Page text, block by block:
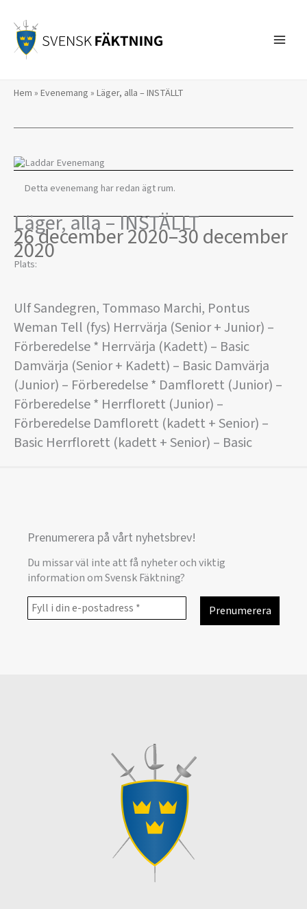
innehåll
Hem » Evenemang » Läger, alla – INSTÄLLT
Detta evenemang har redan ägt rum.
Läger, alla – INSTÄLLT
26 december 2020–30 december
2020
Plats:
Ulf Sandegren, Tommaso Marchi, Pontus
Weman Tell (fys) Herrvärja (Senior + Junior) –
Förberedelse * Herrvärja (Kadett) – Basic
Damvärja (Senior + Kadett) – Basic Damvärja
(Junior) – Förberedelse * Damflorett (Junior) –
Förberedelse * Herrflorett (Junior) –
Förberedelse Damflorett (kadett + Senior) –
Basic Herrflorett (kadett + Senior) – Basic
Prenumerera på vårt nyhetsbrev!
Du missar väl inte att få nyheter och viktig
information om Svensk Fäktning?